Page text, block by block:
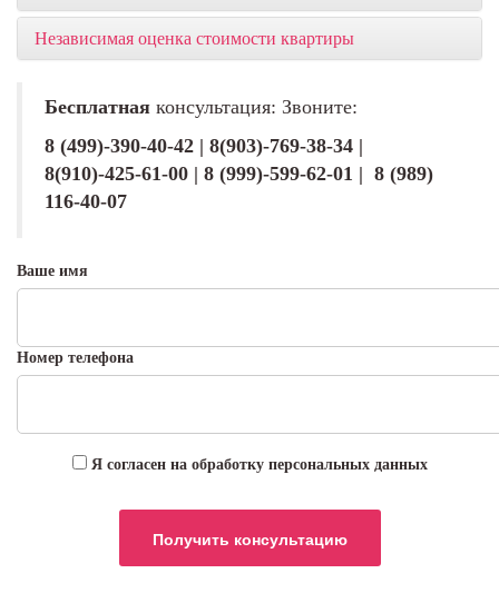
Независимая оценка стоимости квартиры
Бесплатная консультация: Звоните:
8 (499)-390-40-42 | 8(903)-769-38-34 |
8(910)-425-61-00 | 8 (999)-599-62-01 | 8 (989)
116-40-07
Ваше имя
Номер телефона
Я согласен на обработку персональных данных